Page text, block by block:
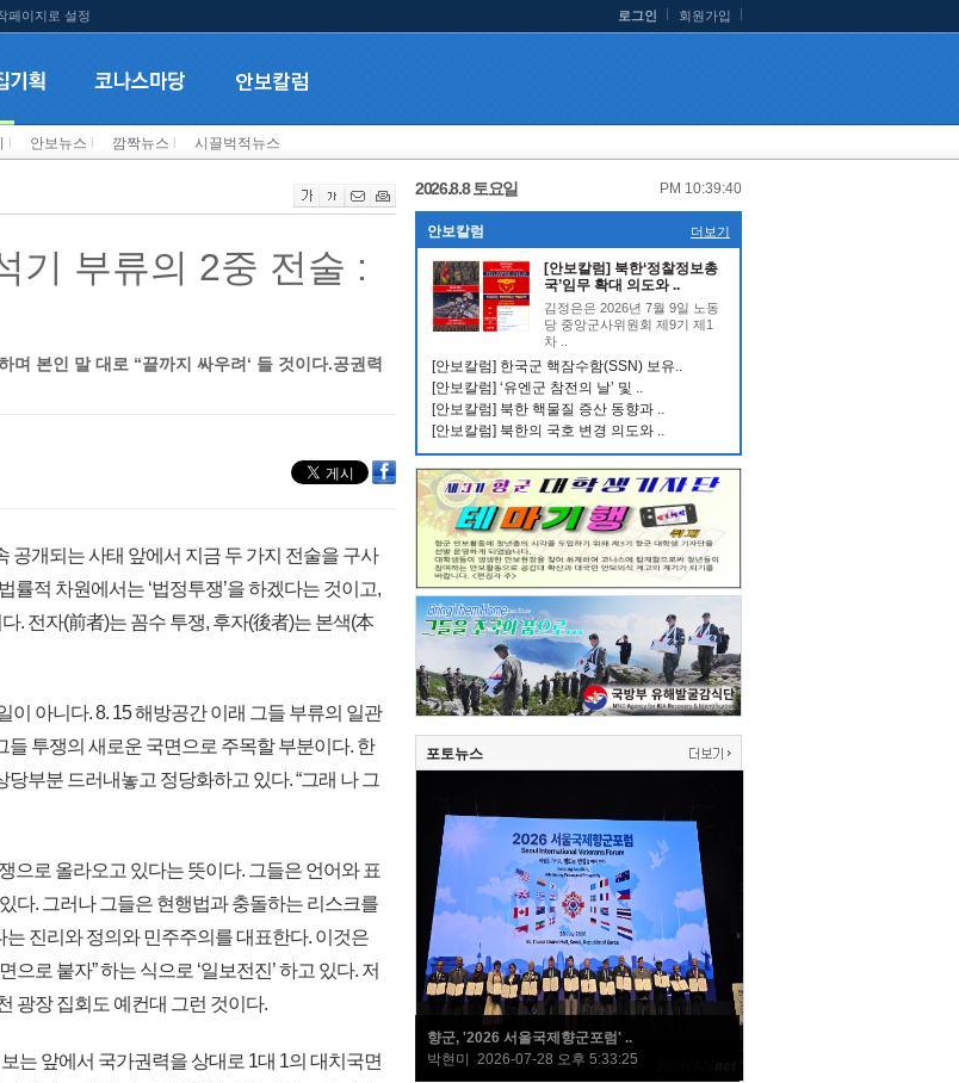
페이지로 설정 로그인 회원가입
안보뉴스 깜짝뉴스 시끌벅적뉴스
기 부류의 2중 전술 :
본인 말 대로 “끝까지 싸우려‘ 들 것이다.공권력
공개되는 사태 앞에서 지금 두 가지 전술을 구사
률적 차원에서는 ‘법정투쟁’을 하겠다는 것이고,
. 전자(前者)는 꼼수 투쟁, 후자(後者)는 본색(本
아니다. 8. 15 해방공간 이래 그들 부류의 일관
투쟁의 새로운 국면으로 주목할 부분이다. 한
부분 드러내놓고 정당화하고 있다. “그래 나 그
으로 올라오고 있다는 뜻이다. 그들은 언어와 표
다. 그러나 그들은 현행법과 충돌하는 리스크를
진리와 정의와 민주주의를 대표한다. 이것은
로 붙자” 하는 식으로 ‘일보전진’ 하고 있다. 저
광장 집회도 예컨대 그런 것이다.
는 앞에서 국가권력을 상대로 1대 1의 대치국면
2026.8.8 토요일 PM 10:39:40
안보칼럼 더보기
[안보칼럼] 북한‘정찰정보총
국’임무 확대 의도와 ..
김정은은 2026년 7월 9일 노동
당 중앙군사위원회 제9기 제1
차 ..
[안보칼럼] 한국군 핵잠수함(SSN) 보유..
[안보칼럼] ‘유엔군 참전의 날’ 및 ..
[안보칼럼] 북한 핵물질 증산 동향과 ..
[안보칼럼] 북한의 국호 변경 의도와 ..
포토뉴스
향군, '2026 서울국제향군포럼' ..
박현미 2026-07-28 오후 5:33:25